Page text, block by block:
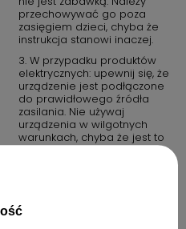
przechowywać go poza
zasięgiem dzieci, chyba że
instrukcja stanowi inaczej.
3. W przypadku produktów
elektrycznych: upewnij się, że
urządzenie jest podłączone
do prawidłowego źródła
zasilania. Nie używaj
urządzenia w wilgotnych
warunkach, chyba że jest to
produkt oznaczony jako
potencjalnie